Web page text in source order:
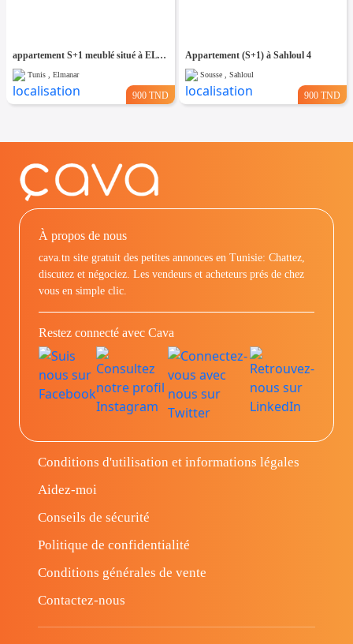
appartement S+1 meublé situé à EL Manar 1
Tunis , Elmanar
900 TND
Appartement (S+1) à Sahloul 4
Sousse , Sahloul
900 TND
À propos de nous
cava.tn site gratuit des petites annonces en Tunisie: Chattez,
discutez et négociez. Les vendeurs et acheteurs prés de chez
vous en simple clic.
Restez connecté avec Cava
Conditions d'utilisation et informations légales
Aidez-moi
Conseils de sécurité
Politique de confidentialité
Conditions générales de vente
Contactez-nous